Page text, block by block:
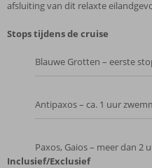
afsluiting van dit relaxte
Stops tijdens de cruise
Blauwe Grotten – eerste
Antipaxos – ca. 1 uur
Paxos, Gaios – meer dan 2
Inclusief/Exclusief